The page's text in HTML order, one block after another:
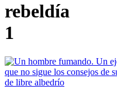
rebeldía
1